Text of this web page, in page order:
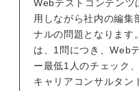
Webテストコンテンツ
用しながら社内の編集
ナルの問題となります
は、1問につき、Web
ー最低1人のチェック
キャリアコンサルタン